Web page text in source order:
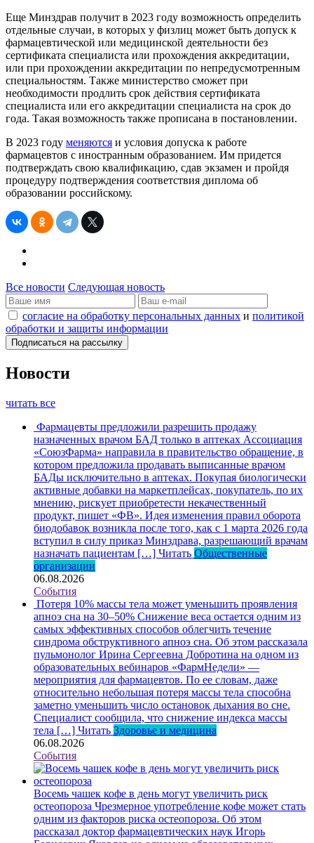
Еще Минздрав получит в 2023 году возможность определить
отдельные случаи, в которых у физлиц может быть допуск к
фармацевтической или медицинской деятельности без
сертификата специалиста или прохождения аккредитации,
или при прохождении аккредитации по непредусмотренным
специальностям. Также министерство сможет при
необходимости продлить срок действия сертификата
специалиста или его аккредитации специалиста на срок до
года. Такая возможность также прописана в постановлении.
В 2023 году меняются и условия допуска к работе
фармацевтов с иностранным образованием. Им придется
подтверждать свою квалификацию, сдав экзамен и пройдя
процедуру подтверждения соответствия диплома об
образовании российскому.
Все новости Следующая новость
согласие на обработку персональных данных и политикой
обработки и защиты информации
Новости
читать все
Фармацевты предложили разрешить продажу
назначенных врачом БАД только в аптеках Ассоциация
«СоюзФарма» направила в правительство обращение, в
котором предложила продавать выписанные врачом
БАДы исключительно в аптеках. Покупая биологически
активные добавки на маркетплейсах, покупатель, по их
мнению, рискует приобретести некачественный
продукт, пишет «ФВ». Идея изменения правил оборота
биодобавок возникла после того, как с 1 марта 2026 года
вступил в силу приказ Минздрава, разрешающий врачам
назначать пациентам […] Читать Общественные
организации
06.08.2026
События
Потеря 10% массы тела может уменьшить проявления
апноэ сна на 30–50% Снижение веса остается одним из
самых эффективных способов облегчить течение
синдрома обструктивного апноэ сна. Об этом рассказала
пульмонолог Ирина Сергеевна Добротина на одном из
образовательных вебинаров «ФармНедели» —
мероприятия для фармацевтов. По ее словам, даже
относительно небольшая потеря массы тела способна
заметно уменьшить число остановок дыхания во сне.
Специалист сообщила, что снижение индекса массы
тела […] Читать Здоровье и медицина
06.08.2026
События
Восемь чашек кофе в день могут увеличить риск
остеопороза Чрезмерное употребление кофе может стать
одним из факторов риска остеопороза. Об этом
рассказал доктор фармацевтических наук Игорь